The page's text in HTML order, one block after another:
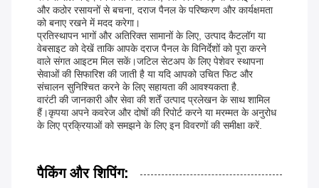
और कठोर रसायनों से बचना, दराज पैनल के परिष्करण और कार्यक्षमता
को बनाए रखने में मदद करेगा।
प्रतिस्थापन भागों और अतिरिक्त सामानों के लिए, उत्पाद कैटलॉग या
वेबसाइट को देखें ताकि आपके दराज पैनल के विनिर्देशों को पूरा करने
वाले संगत आइटम मिल सकें।जटिल सेटअप के लिए पेशेवर स्थापना
सेवाओं की सिफारिश की जाती है या यदि आपको उचित फिट और
संचालन सुनिश्चित करने के लिए सहायता की आवश्यकता है.
वारंटी की जानकारी और सेवा की शर्तें उत्पाद प्रलेखन के साथ शामिल
हैं।कृपया अपने कवरेज और दोषों की रिपोर्ट करने या मरम्मत के अनुरोध
के लिए प्रक्रियाओं को समझने के लिए इन विवरणों की समीक्षा करें.
पैकिंग और शिपिंग: